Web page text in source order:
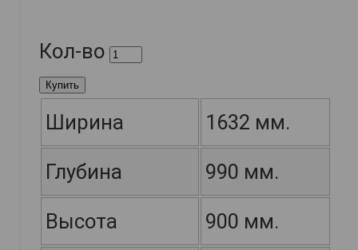
Кол-во
Купить
Ширина 1632 мм.
Глубина 990 мм.
Высота 900 мм.